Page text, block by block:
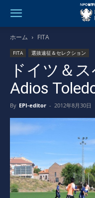
ホーム FITA
FITA 選抜遠征＆セレクション
ドイツ＆
Adios
By EPI-editor - 2012年8月30日